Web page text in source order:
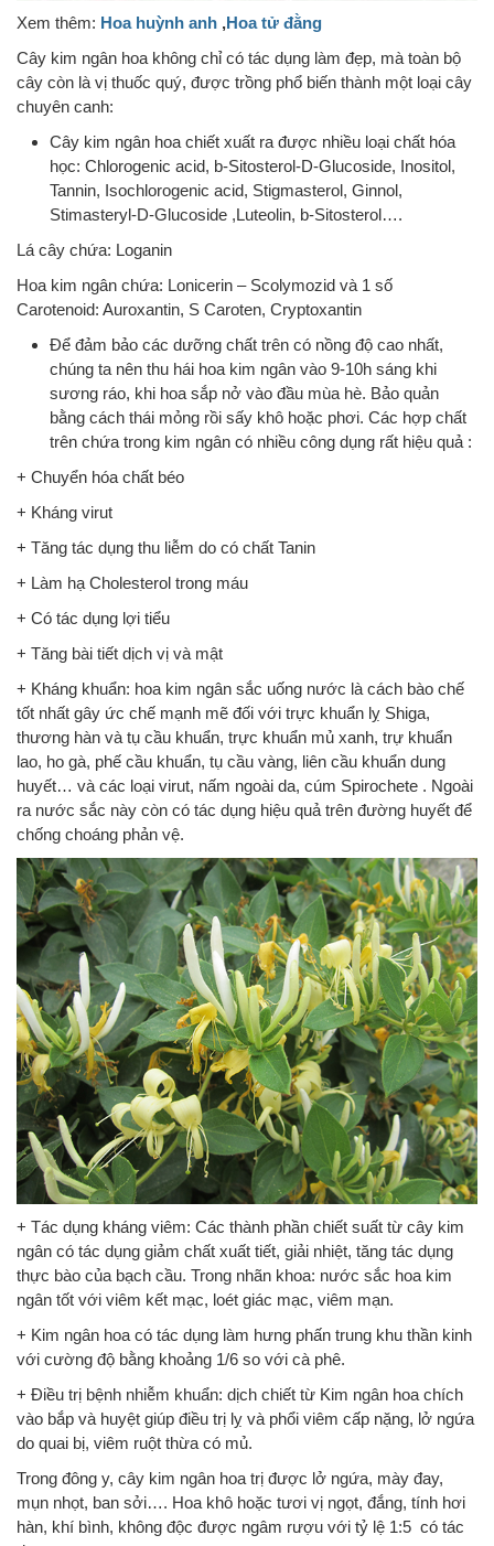
Xem thêm: Hoa huỳnh anh ,Hoa tử đằng
Cây kim ngân hoa không chỉ có tác dụng làm đẹp, mà toàn bộ
cây còn là vị thuốc quý, được trồng phổ biến thành một loại cây
chuyên canh:
Cây kim ngân hoa chiết xuất ra được nhiều loại chất hóa
học: Chlorogenic acid, b-Sitosterol-D-Glucoside, Inositol,
Tannin, Isochlorogenic acid, Stigmasterol, Ginnol,
Stimasteryl-D-Glucoside ,Luteolin, b-Sitosterol….
Lá cây chứa: Loganin
Hoa kim ngân chứa: Lonicerin – Scolymozid và 1 số
Carotenoid: Auroxantin, S Caroten, Cryptoxantin
Để đảm bảo các dưỡng chất trên có nồng độ cao nhất,
chúng ta nên thu hái hoa kim ngân vào 9-10h sáng khi
sương ráo, khi hoa sắp nở vào đầu mùa hè. Bảo quản
bằng cách thái mỏng rồi sấy khô hoặc phơi. Các hợp chất
trên chứa trong kim ngân có nhiều công dụng rất hiệu quả :
+ Chuyển hóa chất béo
+ Kháng virut
+ Tăng tác dụng thu liễm do có chất Tanin
+ Làm hạ Cholesterol trong máu
+ Có tác dụng lợi tiểu
+ Tăng bài tiết dịch vị và mật
+ Kháng khuẩn: hoa kim ngân sắc uống nước là cách bào chế
tốt nhất gây ức chế mạnh mẽ đối với trực khuẩn lỵ Shiga,
thương hàn và tụ cầu khuẩn, trực khuẩn mủ xanh, trự khuẩn
lao, ho gà, phế cầu khuẩn, tụ cầu vàng, liên cầu khuẩn dung
huyết… và các loại virut, nấm ngoài da, cúm Spirochete . Ngoài
ra nước sắc này còn có tác dụng hiệu quả trên đường huyết để
chống choáng phản vệ.
+ Tác dụng kháng viêm: Các thành phần chiết suất từ cây kim
ngân có tác dụng giảm chất xuất tiết, giải nhiệt, tăng tác dụng
thực bào của bạch cầu. Trong nhãn khoa: nước sắc hoa kim
ngân tốt với viêm kết mạc, loét giác mạc, viêm mạn.
+ Kim ngân hoa có tác dụng làm hưng phấn trung khu thần kinh
với cường độ bằng khoảng 1/6 so với cà phê.
+ Điều trị bệnh nhiễm khuẩn: dịch chiết từ Kim ngân hoa chích
vào bắp và huyệt giúp điều trị lỵ và phổi viêm cấp nặng, lở ngứa
do quai bị, viêm ruột thừa có mủ.
Trong đông y, cây kim ngân hoa trị được lở ngứa, mày đay,
mụn nhọt, ban sởi…. Hoa khô hoặc tươi vị ngọt, đắng, tính hơi
hàn, khí bình, không độc được ngâm rượu với tỷ lệ 1:5 có tác